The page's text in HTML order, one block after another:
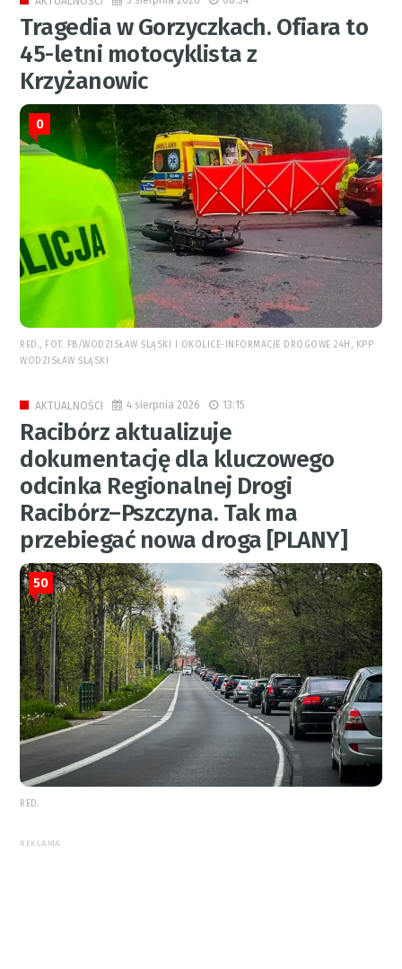
Tragedia w Gorzyczkach. Ofiara to
45-letni motocyklista z
Krzyżanowic
0
RED., FOT. FB/WODZISŁAW ŚLĄSKI I OKOLICE-INFORMACJE DROGOWE 24H, KPP
WODZISŁAW ŚLĄSKI
AKTUALNOŚCI 4 sierpnia 2026 13:15
Racibórz aktualizuje
dokumentację dla kluczowego
odcinka Regionalnej Drogi
Racibórz–Pszczyna. Tak ma
przebiegać nowa droga [PLANY]
50
RED.
REKLAMA